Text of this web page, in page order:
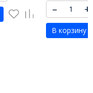
– +
В корзину